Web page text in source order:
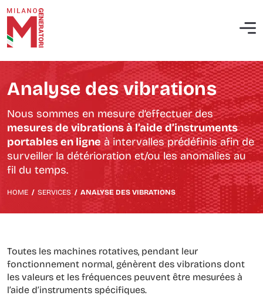
Analyse des vibrations
Nous sommes en mesure d’effectuer des
mesures de vibrations à l’aide d’instruments
portables en ligne à intervalles prédéfinis afin de
surveiller la détérioration et/ou les anomalies au
fil du temps.
HOME / SERVICES / ANALYSE DES VIBRATIONS
Toutes les machines rotatives, pendant leur
fonctionnement normal, génèrent des vibrations dont
les valeurs et les fréquences peuvent être mesurées à
l’aide d’instruments spécifiques.
Qui sommes nous
Société d’intérêt public Interventions extraordinaires et correctives
Mise en service de centrales électriques diesel
Analyse thermographique
Test d’isolation et mesure d’impédance
Analyse du réseau électrique
Analyse des vibrations
Location de bancs de charge résistifs